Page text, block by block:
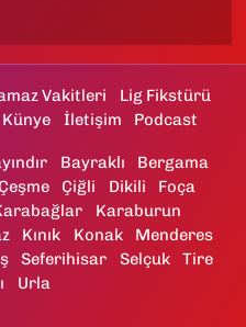
Vakitleri
Lig Fikstürü
Künye İletişim Podcast
Bayraklı
Bergama
Çeşme Çiğli Dikili
Foça
Karaburun
Kınık Konak
Menderes
Seferihisar Selçuk
Tire
Urla